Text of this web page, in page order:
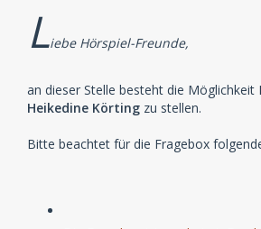
Liebe Hörspiel-Freunde,
an dieser Stelle besteht die Möglichkeit
Heikedine Körting zu stellen.
Bitte beachtet für die Fragebox